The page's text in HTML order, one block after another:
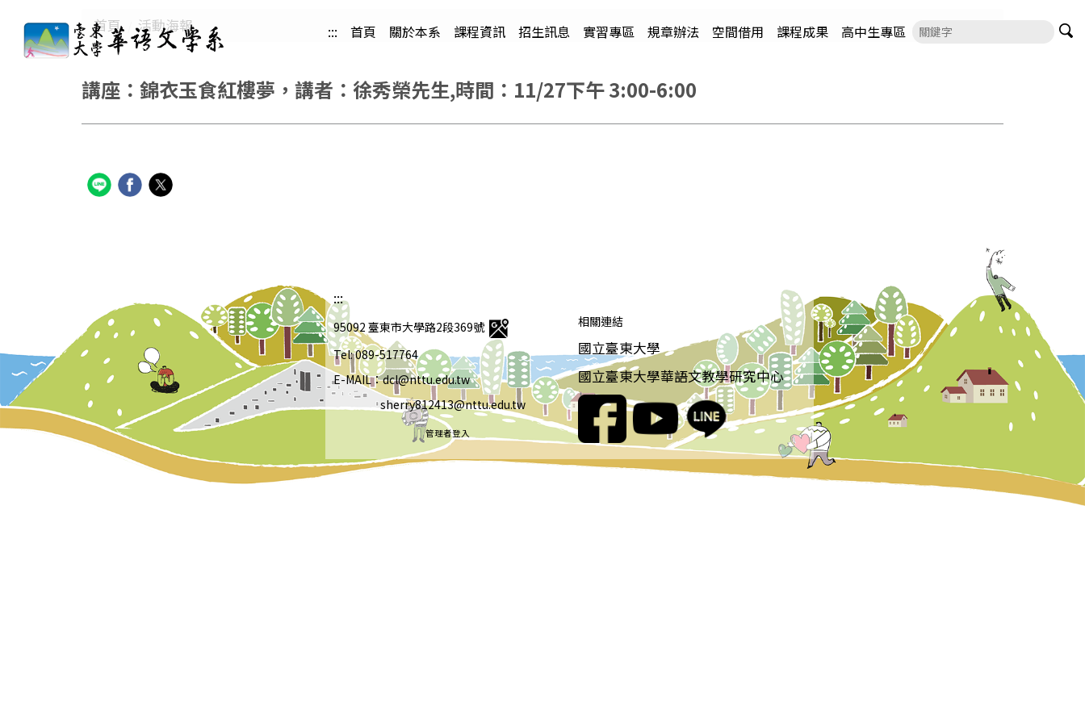
::: 首頁 關於本系 課程資訊 招生訊息 實習專區 規章辦法 空間借用 課程成果 高中生專區
首頁 活動海報
講座：錦衣玉食紅樓夢，講者：徐秀榮先生,時間：11/27下午 3:00-6:00
:::
95092 臺東市大學路2段369號
Tel: 089-517764
E-MAIL：dcl@nttu.edu.tw
sherry812413@nttu.edu.tw
管理者登入
相關連結
國立臺東大學
國立臺東大學華語文教學研究中心